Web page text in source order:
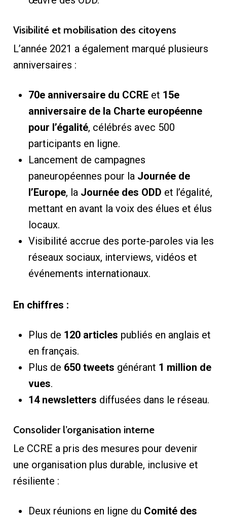
Visibilité et mobilisation des citoyens
L’année 2021 a également marqué plusieurs
anniversaires :
70e anniversaire du CCREet 15e
anniversaire de la Charte européenne
pour l’égalité, célébrés avec 500
participants en ligne.
Lancement de campagnes
paneuropéennes pour la Journée de
l’Europe, la Journée des ODD et l’égalité,
mettant en avant la voix des élues et élus
locaux.
Visibilité accrue des porte-paroles via les
réseaux sociaux, interviews, vidéos et
événements internationaux.
En chiffres :
Plus de 120 articles publiés en anglais et
en français.
Plus de 650 tweets générant 1 million de
vues.
14 newsletters diffusées dans le réseau.
Consolider l’organisation interne
Le CCRE a pris des mesures pour devenir
une organisation plus durable, inclusive et
résiliente :
Deux réunions en ligne du Comité des